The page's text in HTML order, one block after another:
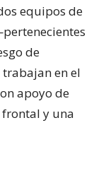
equipos de
de
en el
apoyo de
y una